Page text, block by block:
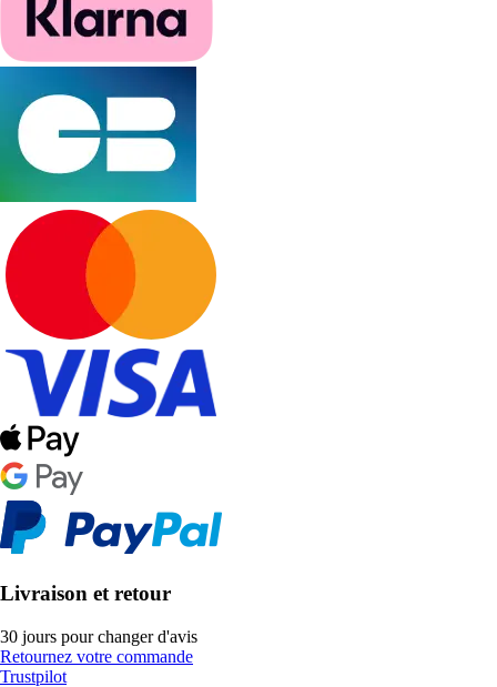
Livraison et retour
30 jours pour changer d'avis
Retournez votre commande
Trustpilot